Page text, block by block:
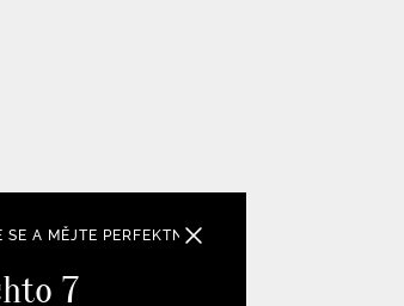
A MĚJTE PERFEKTNÍ SILUETU BEZ OHLEDU NA
7